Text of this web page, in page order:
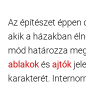
Az építészet éppen
akik a házakban
mód határozza
és
karakterét.